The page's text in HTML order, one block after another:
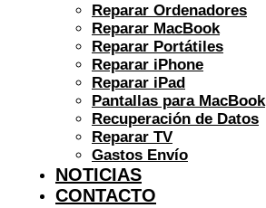
Reparar Ordenadores
Reparar MacBook
Reparar Portátiles
Reparar iPhone
Reparar iPad
Pantallas para MacBook
Recuperación de Datos
Reparar TV
Gastos Envío
NOTICIAS
CONTACTO